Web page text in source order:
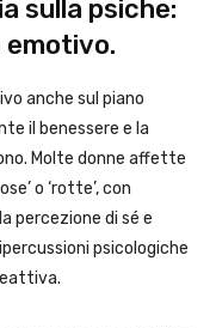
sulla psiche:
emotivo.
anche sul piano
il benessere e la
Molte donne affette
o ‘rotte’, con
percezione di sé e
psicologiche